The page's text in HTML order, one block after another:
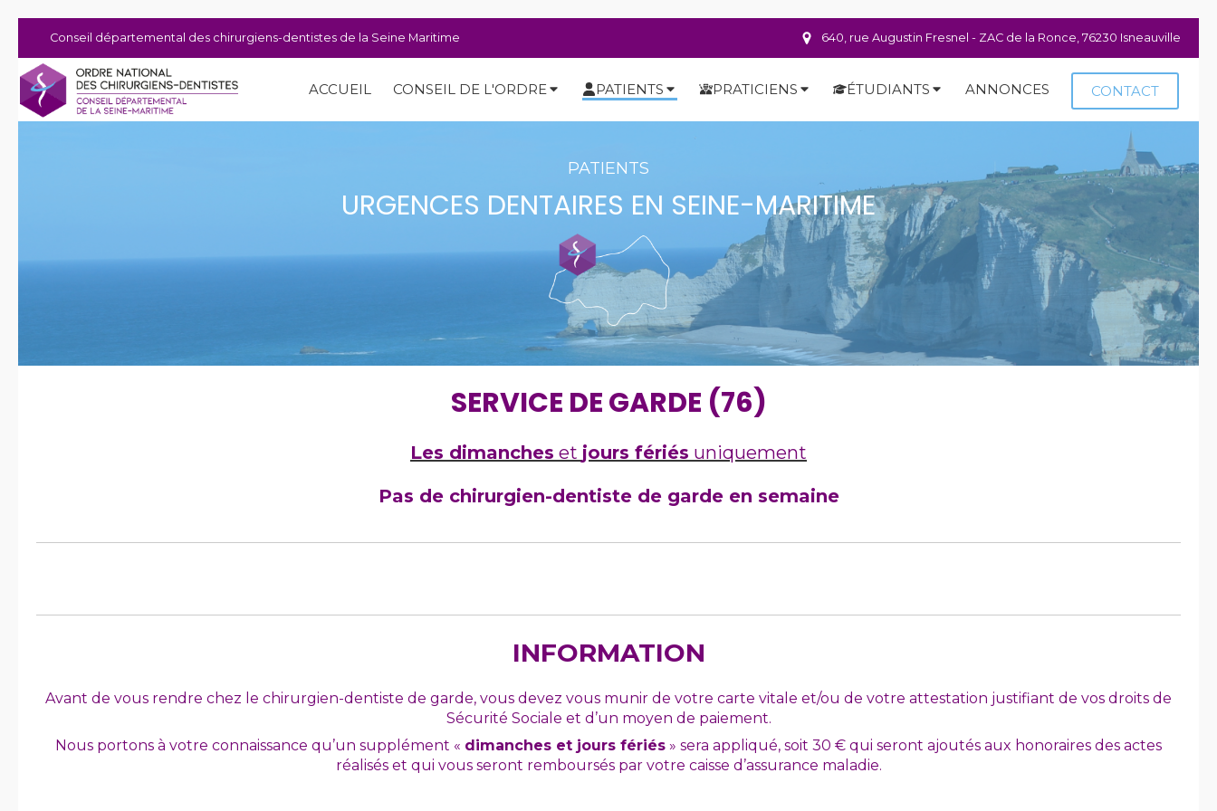
Conseil départemental des chirurgiens-dentistes de la Seine Maritime 640, rue Augustin Fresnel - ZAC de la Ronce, 76230 Isneauville
ACCUEIL CONSEIL DE L'ORDRE PATIENTS PRATICIENS ÉTUDIANTS ANNONCES CONTACT
URGENCES DENTAIRES EN SEINE-MARITIME
PATIENTS
SERVICE DE GARDE (76)
Les dimanches et jours fériés uniquement
Pas de chirurgien-dentiste de garde en semaine
INFORMATION
Avant de vous rendre chez le chirurgien-dentiste de garde, vous devez vous munir de votre carte vitale et/ou de votre attestation justifiant de vos droits de
Sécurité Sociale et d’un moyen de paiement.
Nous portons à votre connaissance qu’un supplément « dimanches et jours fériés » sera appliqué, soit 30 € qui seront ajoutés aux honoraires des actes
réalisés et qui vous seront remboursés par votre caisse d’assurance maladie.